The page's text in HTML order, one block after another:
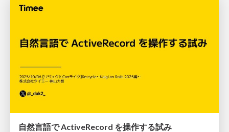
自然言語で ActiveRecord を操作する試み